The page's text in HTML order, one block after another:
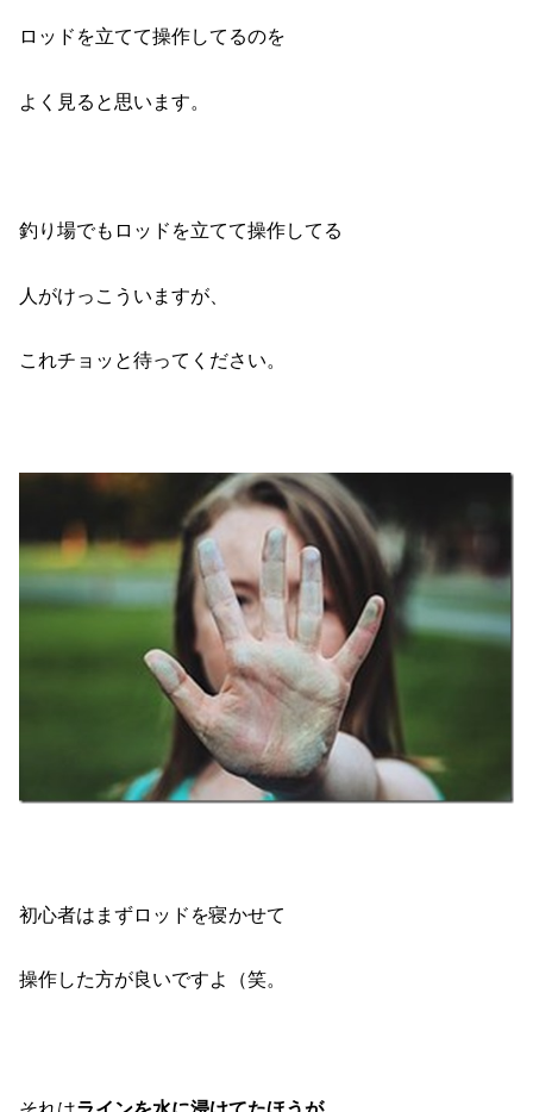
ロッドを立てて操作してるのを
よく見ると思います。
釣り場でもロッドを立てて操作してる
人がけっこういますが、
これチョッと待ってください。
初心者はまずロッドを寝かせて
操作した方が良いですよ（笑。